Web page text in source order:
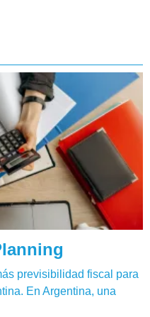
previsibilidad fiscal para
En Argentina, una